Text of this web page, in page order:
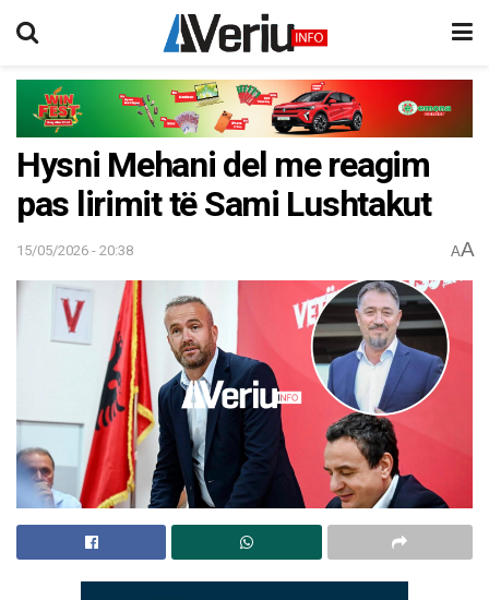
Hysni Mehani del me reagim
pas lirimit të Sami Lushtakut
15/05/2026 - 20:38 AA